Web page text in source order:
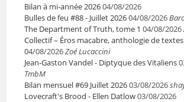
Bilan à mi-année 202604/08/2026
Bulles de feu #88 - Juillet 202604/08/2026
The Department of Truth, tome 1 04/08/2026
Collectif – Éros macabre, anthologie de textes
04/08/2026Zoé Lucaccini
Jean-Gaston Vandel - Diptyque des Vitaliens
TmbM
Bilan mensuel #69 Juillet 202603/08/2026
Lovecraft's Brood - Ellen Datlow03/08/2026